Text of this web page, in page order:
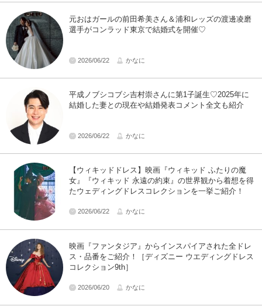
元おはガールの前田希美さん＆浦和レッズの渡邊凌磨
選手がコンラッド東京で結婚式を開催♡
2026/06/22 かなに
平成ノブシコブシ吉村崇さんに第1子誕生♡2025年に
結婚した妻との現在や結婚発表コメント全文も紹介
2026/06/22 かなに
【ウィキッドドレス】映画『ウィキッド ふたりの魔
女』『ウィキッド 永遠の約束』の世界観から着想を得
たウェディングドレスコレクションを一挙ご紹介！
2026/06/22 かなに
映画『ファンタジア』からインスパイアされた全ドレ
ス・品番をご紹介！［ディズニー ウエディングドレス
コレクション9th］
2026/06/20 かなに